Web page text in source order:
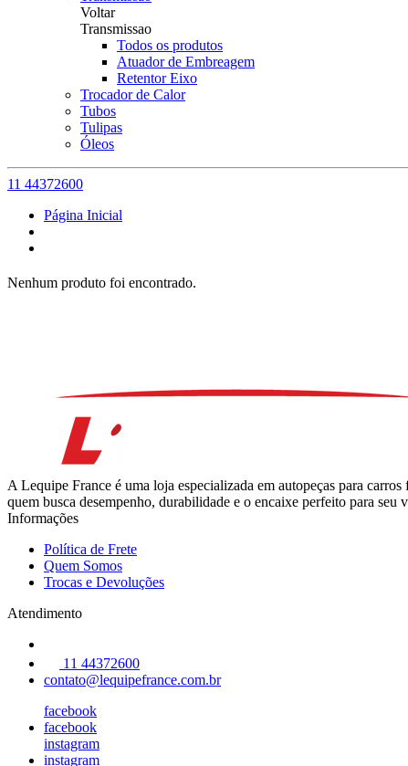
Voltar
Transmissao
Todos os produtos
Atuador de Embreagem
Retentor Eixo
Trocador de Calor
Tubos
Tulipas
Óleos
11 44372600
Página Inicial
Nenhum produto foi encontrado.
A Lequipe France é uma loja especializada em autopeças para
quem busca desempenho, durabilidade e o encaixe perfeito para seu
Informações
Política de Frete
Quem Somos
Trocas e Devoluções
Atendimento
11 44372600
contato@lequipefrance.com.br
facebook
facebook
instagram
instagram